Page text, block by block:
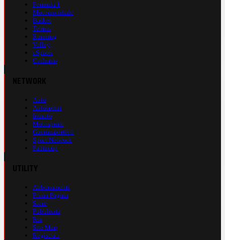
Formula 1
Motomondiale
Basket
Tennis
Running
Volley
eSports
Ciclismo
Auto
Autosprint
Inmoto
Motosprint
Guerinsportivo
Sport Network
Fantacup
Abbonamenti
Prima Pagina
Store
Pubblicità
Rss
Site Map
Registrati